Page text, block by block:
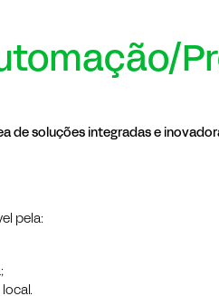
de soluções integradas e
pela: